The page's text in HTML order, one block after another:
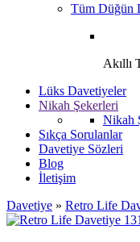
Tüm Düğün
Akıllı
Lüks Davetiyeler
Nikah Şekerleri
Nikah
Sıkça Sorulanlar
Davetiye Sözleri
Blog
İletişim
Davetiye » Retro Life